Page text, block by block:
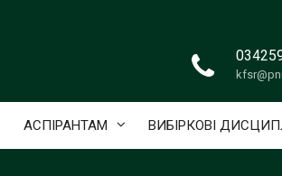
АСПІРАНТАМ ВИБІРКОВІ